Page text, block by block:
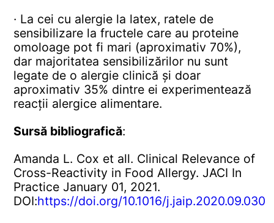
· La cei cu alergie la latex, ratele de
sensibilizare la fructele care au proteine
omoloage pot fi mari (aproximativ 70%),
dar majoritatea sensibilizărilor nu sunt
legate de o alergie clinică și doar
aproximativ 35% dintre ei experimentează
reacții alergice alimentare.
Sursă bibliografică:
Amanda L. Cox et all. Clinical Relevance of
Cross-Reactivity in Food Allergy. JACI In
Practice January 01, 2021.
DOI:https://doi.org/10.1016/j.jaip.2020.09.030